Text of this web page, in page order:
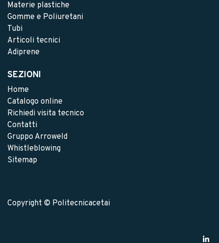
Materie plastiche
Gomme e Poliuretani
Tubi
Articoli tecnici
Adiprene
SEZIONI
Home
Catalogo online
Richiedi visita tecnico
Contatti
Gruppo Arroweld
Whistleblowing
Sitemap
Copyright © Politecnicacetai